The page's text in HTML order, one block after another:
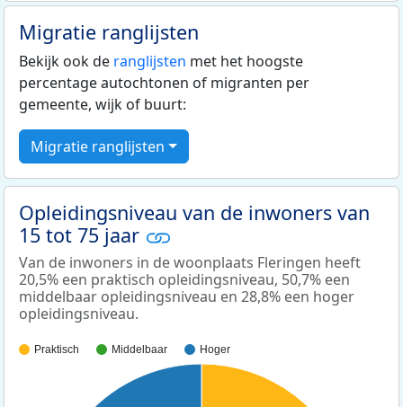
Migratie ranglijsten
Bekijk ook de ranglijsten met het hoogste
percentage autochtonen of migranten per
gemeente, wijk of buurt:
Migratie ranglijsten
Opleidingsniveau van de inwoners van
15 tot 75 jaar
Van de inwoners in de woonplaats Fleringen heeft
20,5% een praktisch opleidingsniveau, 50,7% een
middelbaar opleidingsniveau en 28,8% een hoger
opleidingsniveau.
Praktisch Middelbaar Hoger